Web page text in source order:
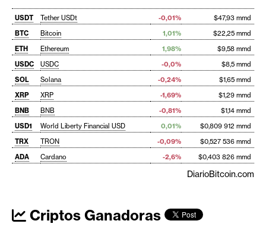
USDT Tether USDt -0,01%
$47,93 mmd
BTC
Bitcoin 1,01%
$22,25 mmd
ETH
Ethereum 1,98%
$9,58 mmd
USDC
USDC -0,0%
$8,5 mmd
SOL
Solana -0,24%
$1,65 mmd
XRP
XRP -1,69%
$1,29 mmd
BNB
BNB -0,81%
$1,14 mmd
USD1
World Liberty Financial USD 0,01%
$0,809 912 mmd
TRX
TRON -0,09%
$0,527 536 mmd
ADA
Cardano -2,6% $0,403 826 mmd
DiarioBitcoin.com
Criptos Ganadoras